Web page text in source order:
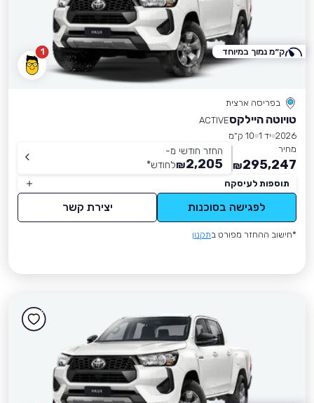
1
בפריסה ארצית
טויוטה היילקסACTIVE
2026 יד 1
10 ק״מ
מחיר
295,247
₪
החזר חודשי מ-
2,205
₪לחודש*
תוספות לעיסקה
לפגישה בסוכנות יצירת קשר
*חישוב ההחזר מפורט בתקנון
ק״מ נמוך במיוחד